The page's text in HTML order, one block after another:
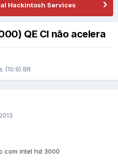
Hackintosh Services
QE CI não acelera
(10.9) BR
com intel hd 3000